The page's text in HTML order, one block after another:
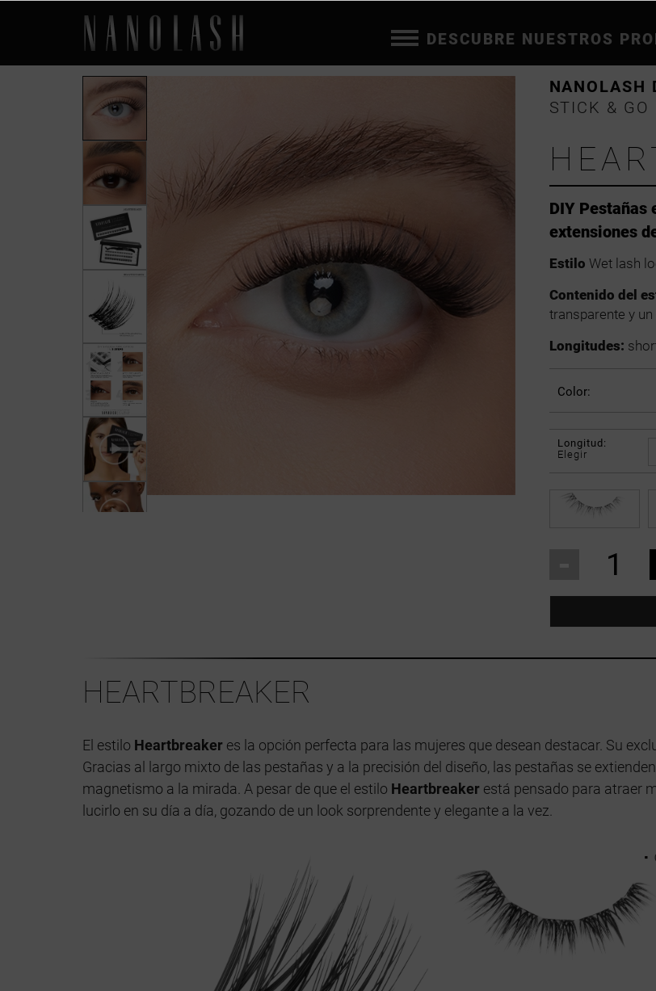
DESCUBRE NUESTROS
DIY Pestañas
extensiones
NANOLASH
STICK & GO
Estilo Wet lash
Contenido del
transparente y
Longitudes:
Color:
Longitud:
Elegir
HEARTBREAKER
El estilo Heartbreaker es la opción perfecta para las mujeres que desean destacar. Su
Gracias al largo mixto de las pestañas y a la precisión del diseño, las pestañas se
magnetismo a la mirada. A pesar de que el estilo Heartbreaker está pensado para atraer
lucirlo en su día a día, gozando de un look sorprendente y elegante a la vez.